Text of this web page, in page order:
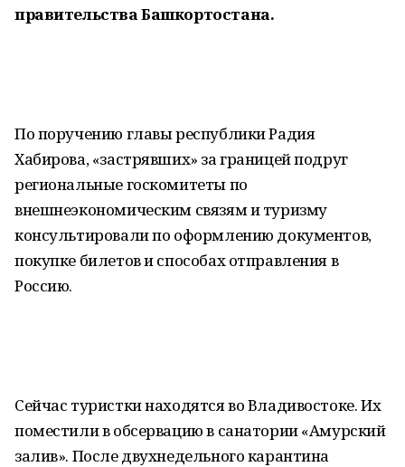
правительства Башкортостана.
По поручению главы республики Радия
Хабирова, «застрявших» за границей подруг
региональные госкомитеты по
внешнеэкономическим связям и туризму
консультировали по оформлению документов,
покупке билетов и способах отправления в
Россию.
Сейчас туристки находятся во Владивостоке. Их
поместили в обсервацию в санатории «Амурский
залив». После двухнедельного карантина